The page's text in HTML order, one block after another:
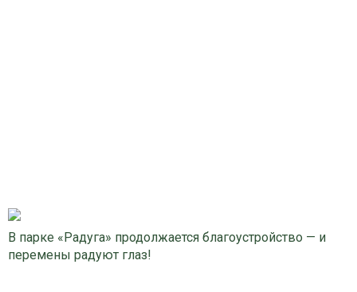
В парке «Радуга» продолжается благоустройство — и
перемены радуют глаз!